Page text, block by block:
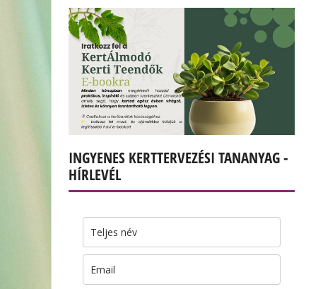
INGYENES KERTTERVEZÉSI TANANYAG -
HÍRLEVÉL